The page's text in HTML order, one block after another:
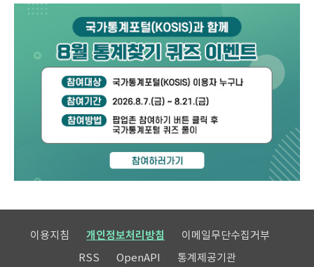
이용지침 개인정보처리방침
이메일무단수집거부
RSS
OpenAPI 통계제공기관